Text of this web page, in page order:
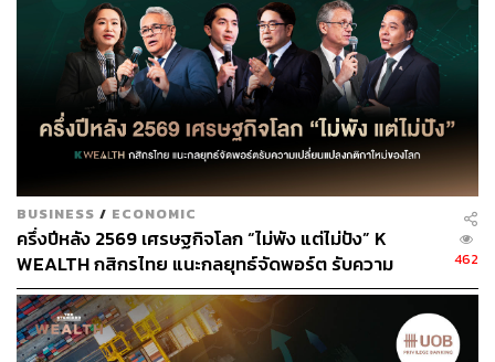
เชื่อว่าหลายคนยังติดกับคำโปรยในเรื่องของ Decentralized
Finance is killing Centralized Finance ซึ่งตามภาพความ
จริงมันเป็นเรื่องที่เป็นไปได้ยากมาก จากระบบแบบดั้งเดิมบน
CeFi เราจะคุ้นเคยกับผลิตภัณฑ์ที่มาจากระบบธนาคาร อย่าง
การฝาก ถอน กู้ ลงทุน เป็นต้น ซึ่งบน DeFi เองก็พยายาม
สร้างผลิตภัณฑ์เหล่านี้เช่นกัน เพียงแต่ดึงให้มาอยู่บนโลก
สินทรัพย์ดิจิทัลและเทคโนโลยีของการกระจายศูนย์ แต่
เพราะด้วยคำว่า Decentralized นี่เอง ทำให้ความรับผิดชอบ
ทุกอย่างถูกผลักมาอยู่ที่ผู้ใช้ทั้งหมด ไม่เหมือนบน Centralized
ที่ยังมีพนักงานและระบบกลางคอยช่วยเวลาเกิดปัญหา จึง
ทำให้ผู้ใช้ส่วนใหญ่พยายามผลักเอาอำนาจเก่าที่เกิดจากเหล่า
Regulator ออก เพียงเพราะไม่ต้องการให้ตัวกลางมาคอย
ควบคุมผลประโยชน์ที่ควรจะได้รับ และผลกระทบก็เกิดกับนัก
ลงทุนรายย่อยให้เจ็บหนักมานักต่อนัก
BUSINESS / ECONOMIC
ครึ่งปีหลัง 2569 เศรษฐกิจโลก “ไม่พัง แต่ไม่ปัง” K
WEALTH กสิกรไทย แนะกลยุทธ์จัดพอร์ต รับความ
เปลี่ยนแปลงกติกาใหม่ของโลก
462